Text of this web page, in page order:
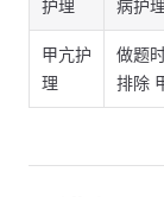
护理
病护
甲亢护
理
做题
排除